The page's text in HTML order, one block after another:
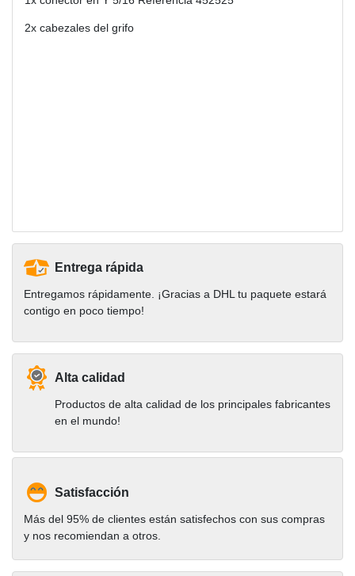
2x cabezales del grifo
Entrega rápida
Entregamos rápidamente. ¡Gracias a DHL tu paquete estará
contigo en poco tiempo!
Alta calidad
Productos de alta calidad de los principales fabricantes
en el mundo!
Satisfacción
Más del 95% de clientes están satisfechos con sus compras
y nos recomiendan a otros.